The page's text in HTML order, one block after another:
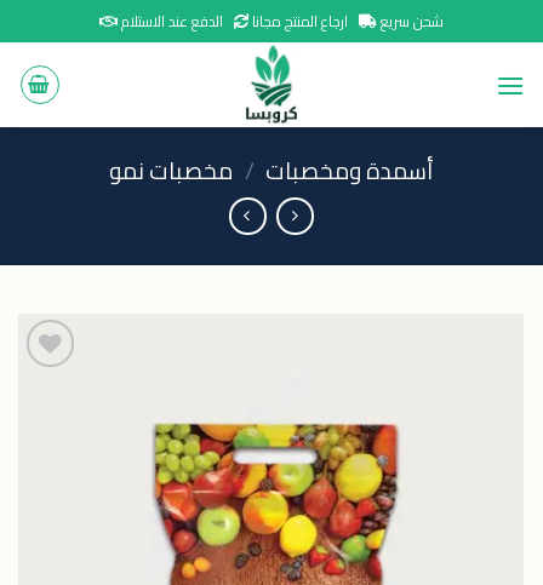
to
content
شحن سريع ارجاع المنتج مجانا الدفع عند الاستلام
أسمدة ومخصبات / مخصبات نمو